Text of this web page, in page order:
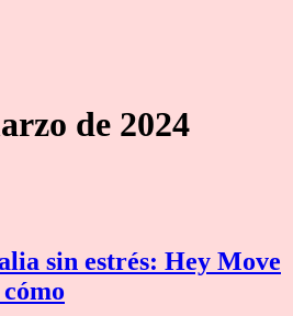
de 2024
sin estrés: Hey Move